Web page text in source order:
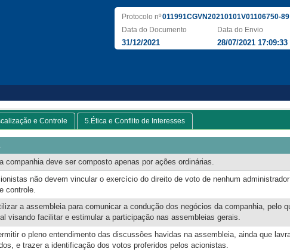
Protocolo nº011991CGVN20210101V01106750-89
Data do Documento
31/12/2021
Data do Envio
28/07/2021 17:09:33